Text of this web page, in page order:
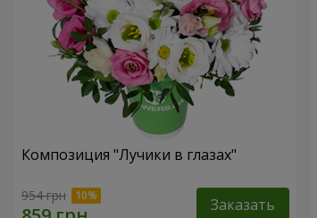
Композиция "Лучики в глазах"
954 грн Заказать